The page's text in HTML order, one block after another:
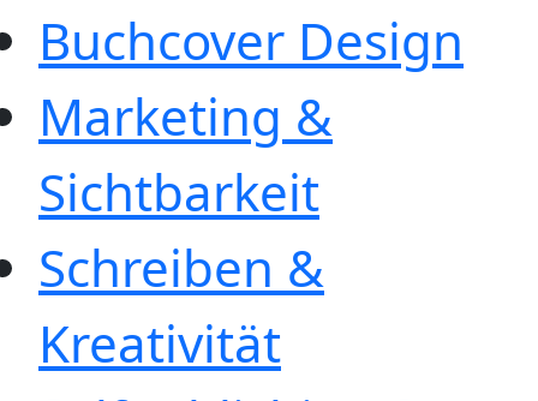
Buchcover Design
Marketing &
Sichtbarkeit
Schreiben &
Kreativität